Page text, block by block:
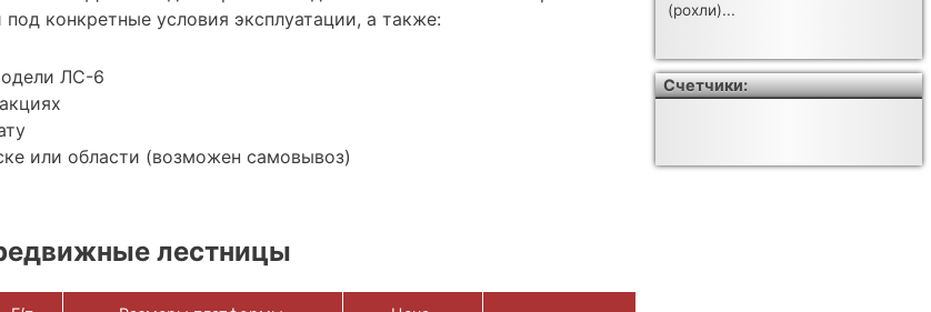
конкретные условия эксплуатации, а также:
ЛС-6
или области (возможен самовывоз)
лестницы
(рохли)...
Счетчики: